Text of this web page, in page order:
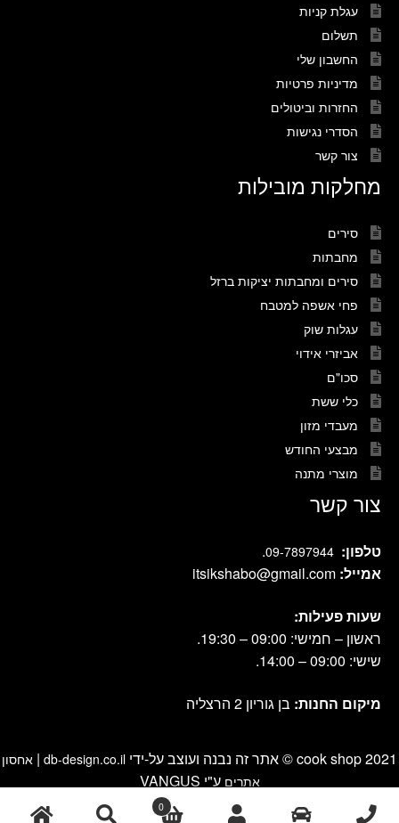
עגלת קניות
תשלום
החשבון שלי
מדיניות פרטיות
החזרות וביטולים
הסדרי נגישות
צור קשר
מחלקות מובילות
סירים
מחבתות
סירים ומחבתות יציקות ברזל
פחי אשפה למטבח
עגלות שוק
אביזרי אידוי
סכו"ם
כלי ששת
מעבדי מזון
מבצעי החודש
מוצרי מתנה
צור קשר
טלפון: 09-7897944
.
אמייל: itsikshabo@gmail.com
שעות פעילות:
ראשון – חמישי: 09:00 – 19:30.
שישי: 09:00 – 14:00.
מיקום החנות: בן גוריון 2 הרצליה
cook shop 2021 © אתר זה נבנה ועוצב על-ידי | אחסון
אתרים ע"י VANGUS
0